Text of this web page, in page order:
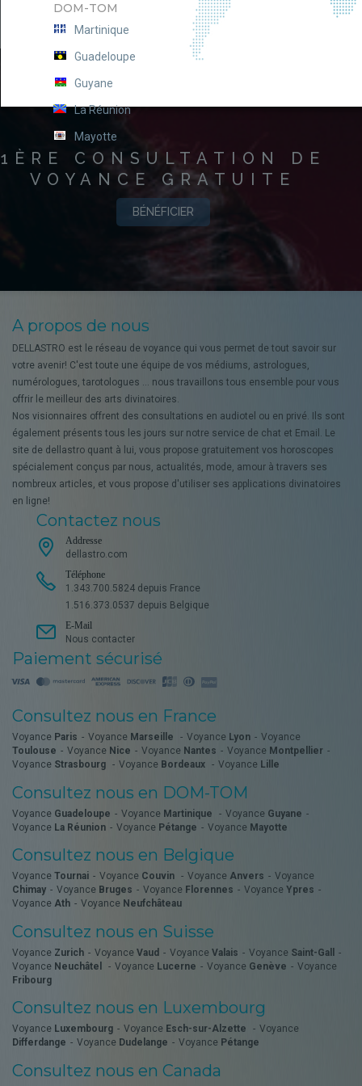
DOM-TOM
Martinique
Guadeloupe
Guyane
La Réunion
Mayotte
1ÈRE CONSULTATION DE
VOYANCE GRATUITE
BÉNÉFICIER
A propos de nous
DELLASTRO est le réseau de voyance qui vous permet de tout savoir sur
votre avenir! C'est toute une équipe de vos médiums, astrologues,
numérologues, tarotologues ... nous travaillons tous ensemble pour vous
offrir le meilleur des arts divinatoires.
Nos visionnaires offrent des consultations en audiotel ou en privé. Ils sont
également présents tous les jours sur notre service de chat et Email. Le
site de dellastro quant à lui, vous propose gratuitement vos horoscopes
spécialement conçus par nous, actualités, mode, amour à travers ses
nombreux articles, et vous propose d'utiliser ses applications divinatoires
en ligne!
Contactez nous
Addresse
dellastro.com
Téléphone
1.343.700.5824 depuis France
1.516.373.0537 depuis Belgique
E-Mail
Nous contacter
Paiement sécurisé
Consultez nous en France
Voyance Paris Voyance Marseille Voyance Lyon
Voyance
Toulouse
Voyance Nice Voyance Nantes Voyance Montpellier
Voyance Strasbourg Voyance Bordeaux Voyance Lille
Consultez nous en DOM-TOM
Voyance Guadeloupe Voyance Martinique Voyance Guyane
Voyance La Réunion Voyance Pétange Voyance Mayotte
Consultez nous en Belgique
Voyance Tournai Voyance Couvin Voyance Anvers
Voyance
Chimay
Voyance Bruges Voyance Florennes Voyance Ypres
Voyance Ath Voyance Neufchâteau
Consultez nous en Suisse
Voyance Zurich Voyance Vaud Voyance Valais Voyance Saint-Gall
Voyance Neuchâtel Voyance Lucerne Voyance Genève
Voyance
Fribourg
Consultez nous en Luxembourg
Voyance Luxembourg Voyance Esch-sur-Alzette
Voyance
Differdange
Voyance Dudelange Voyance Pétange
Consultez nous en Canada